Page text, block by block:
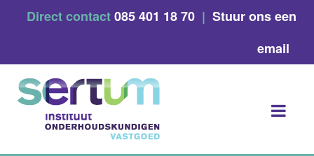
Direct contact085 401 18 70 | Stuur ons een
email